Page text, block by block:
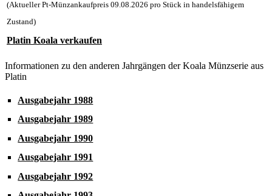
(Aktueller Pt-Münzankaufpreis 09.08.2026 pro Stück in handelsfähigem
Zustand)
Platin Koala verkaufen
Informationen zu den anderen Jahrgängen der Koala Münzserie aus
Platin
Ausgabejahr 1988
Ausgabejahr 1989
Ausgabejahr 1990
Ausgabejahr 1991
Ausgabejahr 1992